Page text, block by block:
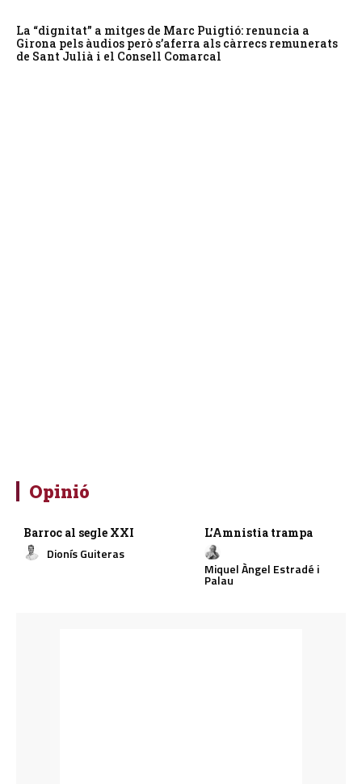
La “dignitat” a mitges de Marc Puigtió: renuncia a
Girona pels àudios però s’aferra als càrrecs remunerats
de Sant Julià i el Consell Comarcal
Opinió
Barroc al segle XXI
Dionís Guiteras
L’Amnistia trampa
Miquel Àngel Estradé i
Palau